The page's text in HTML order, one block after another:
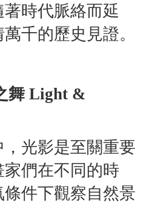
時代脈絡而延
千的歷史見證。
舞 Light &
光影是至關重要
們在不同的時
件下觀察自然景